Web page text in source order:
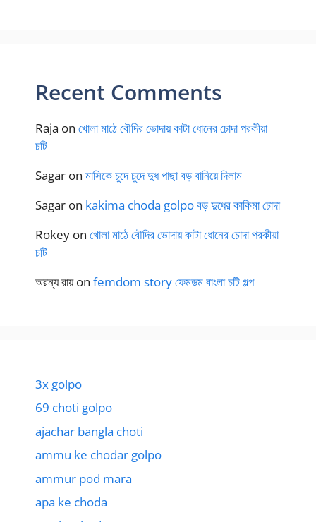
Recent Comments
Raja on খোলা মাঠে বৌদির ভোদায় কাটা ধোনের চোদা পরকীয়া
চটি
Sagar on মাসিকে চুদে চুদে দুধ পাছা বড় বানিয়ে দিলাম
Sagar on kakima choda golpo বড় দুধের কাকিমা চোদা
Rokey on খোলা মাঠে বৌদির ভোদায় কাটা ধোনের চোদা পরকীয়া
চটি
অরন্য রায়on femdom story ফেমডম বাংলা চটি গল্প
3x golpo
69 choti golpo
ajachar bangla choti
ammu ke chodar golpo
ammur pod mara
apa ke choda